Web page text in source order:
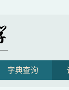
字典查询